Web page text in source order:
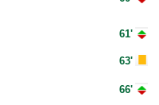
61'
63'
66'